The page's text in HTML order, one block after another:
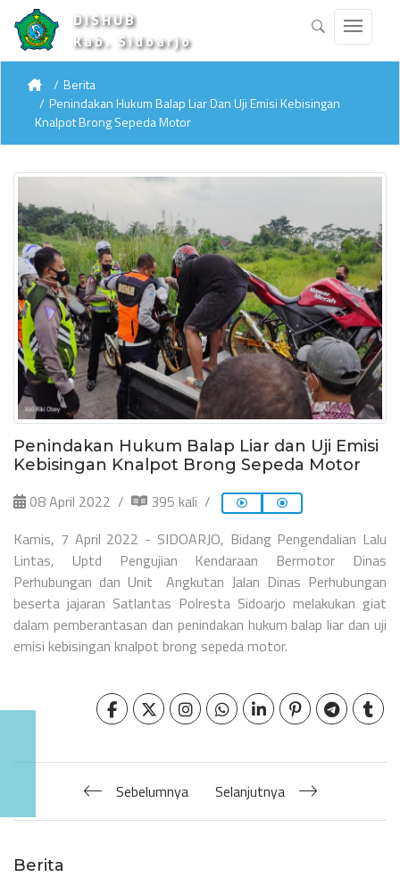
DISHUB
Kab. Sidoarjo
Berita
Penindakan Hukum Balap Liar Dan Uji Emisi Kebisingan
Knalpot Brong Sepeda Motor
Penindakan Hukum Balap Liar dan Uji Emisi
Kebisingan Knalpot Brong Sepeda Motor
08 April 2022
395 kali
Kamis, 7 April 2022 - SIDOARJO, Bidang Pengendalian Lalu
Lintas, Uptd Pengujian Kendaraan Bermotor Dinas
Perhubungan dan Unit Angkutan Jalan Dinas Perhubungan
beserta jajaran Satlantas Polresta Sidoarjo melakukan giat
dalam pemberantasan dan penindakan hukum balap liar dan uji
emisi kebisingan knalpot brong sepeda motor.
Sebelumnya Selanjutnya
Berita